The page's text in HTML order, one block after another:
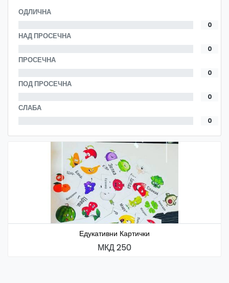
ОДЛИЧНА
0
НАД ПРОСЕЧНА
0
ПРОСЕЧНА
0
ПОД ПРОСЕЧНА
0
СЛАБА
0
Едукативни Картички
МКД 250